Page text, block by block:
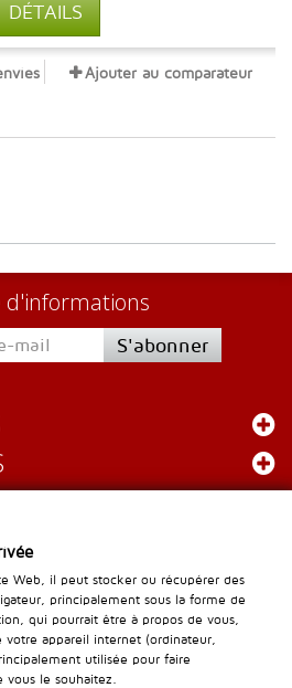
DÉTAILS
Ajouter au comparateur
d'informations
S'abonner
16
:
Web, il peut stocker ou récupérer des
principalement sous la forme de
qui pourrait être à propos de vous,
votre appareil internet (ordinateur,
utilisée pour faire
le souhaitez.